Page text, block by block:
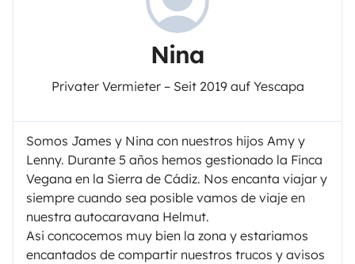
Nina
Privater Vermieter – Seit 2019 auf Yescapa
Somos James y Nina con nuestros hijos Amy y
Lenny. Durante 5 años hemos gestionado la Finca
Vegana en la Sierra de Cádiz. Nos encanta viajar y
siempre cuando sea posible vamos de viaje en
nuestra autocaravana Helmut.
Asi concocemos muy bien la zona y estariamos
encantados de compartir nuestros trucos y avisos